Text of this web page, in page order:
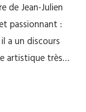
de Jean-Julien
passionnant :
a un discours
artistique très…